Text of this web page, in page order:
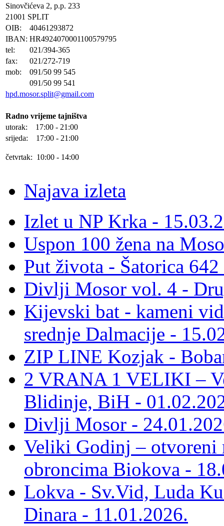
Sinovčićeva 2, p.p. 233
21001 SPLIT
OIB:
40461293872
IBAN: HR4924070001100579795
tel:
021/394-365
fax:
021/272-719
mob:
091/50 99 545
091/50 99 541
hpd.mosor.split@gmail.com
Radno vrijeme tajništva
utorak: 17:00 - 21:00
srijeda: 17:00 - 21:00
četvrtak: 10:00 - 14:00
Najava izleta
Izlet u NP Krka -
Uspon 100 žena na
Put života - Šatorica
Divlji Mosor vol. 4 -
Kijevski bat - kameni
srednje Dalmacije -
ZIP LINE Kozjak -
2 VRANA 1 VELIKI –
Blidinje, BiH -
Divlji Mosor -
Veliki Godinj – otvoreni
obroncima Biokova -
Lokva - Sv.Vid, Luda
Dinara - 11.01.2026.